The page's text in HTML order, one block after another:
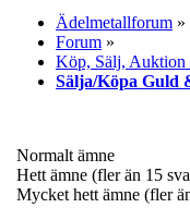
Ädelmetallforum »
Forum »
Köp, Sälj,
Sälja/Köpa Guld
Normalt ämne
Hett ämne (fler än 15
Mycket hett ämne (fler